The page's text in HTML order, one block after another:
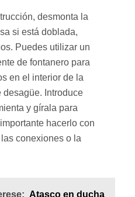
desmonta la
si está doblada,
Puedes utilizar un
de fontanero para
en el interior de la
desagüe. Introduce
y gírala para
hacerlo con
conexiones o la
Atasco en ducha